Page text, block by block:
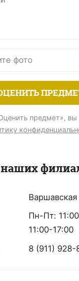
фото
предмет», вы
Пн-Пт:
11:00-17:00
8 (911)